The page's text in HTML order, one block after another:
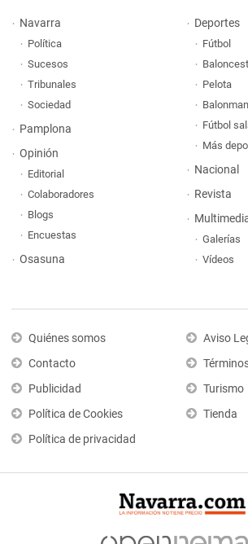
Navarra
Política
Sucesos
Tribunales
Sociedad
Pamplona
Opinión
Editorial
Colaboradores
Blogs
Encuestas
Osasuna
Deportes
Fútbol
Pelota
Fútbol
Más
Nacional
Revista
Galerías
Vídeos
Quiénes somos
Contacto
Publicidad
Política de Cookies
Política de privacidad
Aviso
Turismo
Tienda